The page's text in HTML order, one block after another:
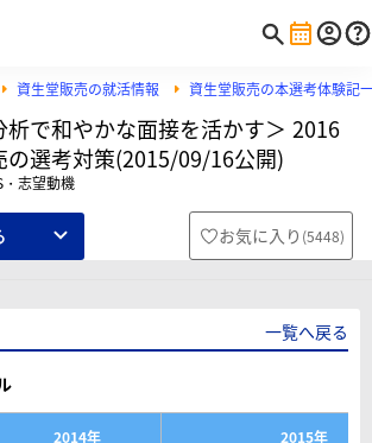
資生堂販売の就活情報 資生堂販売の本選考体験記
析で和やかな面接を活かす＞ 2016
の選考対策(2015/09/16公開)
志望動機
お気に入り (5448)
一覧へ戻る
2014年
2015年